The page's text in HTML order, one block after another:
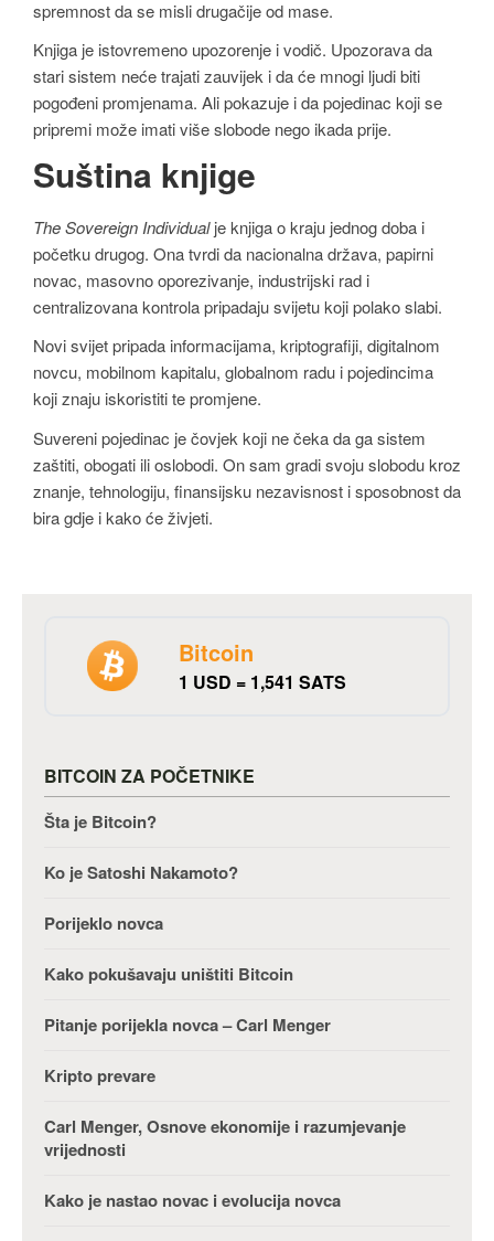
spremnost da se misli drugačije od mase.
Knjiga je istovremeno upozorenje i vodič. Upozorava da
stari sistem neće trajati zauvijek i da će mnogi ljudi biti
pogođeni promjenama. Ali pokazuje i da pojedinac koji se
pripremi može imati više slobode nego ikada prije.
Suština knjige
The Sovereign Individualje knjiga o kraju jednog doba i
početku drugog. Ona tvrdi da nacionalna država, papirni
novac, masovno oporezivanje, industrijski rad i
centralizovana kontrola pripadaju svijetu koji polako slabi.
Novi svijet pripada informacijama, kriptografiji, digitalnom
novcu, mobilnom kapitalu, globalnom radu i pojedincima
koji znaju iskoristiti te promjene.
Suvereni pojedinac je čovjek koji ne čeka da ga sistem
zaštiti, obogati ili oslobodi. On sam gradi svoju slobodu kroz
znanje, tehnologiju, finansijsku nezavisnost i sposobnost da
bira gdje i kako će živjeti.
Bitcoin
1 USD = 1,541 SATS
BITCOIN ZA POČETNIKE
Šta je Bitcoin?
Ko je Satoshi Nakamoto?
Porijeklo novca
Kako pokušavaju uništiti Bitcoin
Pitanje porijekla novca – Carl Menger
Kripto prevare
Carl Menger, Osnove ekonomije i razumjevanje
vrijednosti
Kako je nastao novac i evolucija novca